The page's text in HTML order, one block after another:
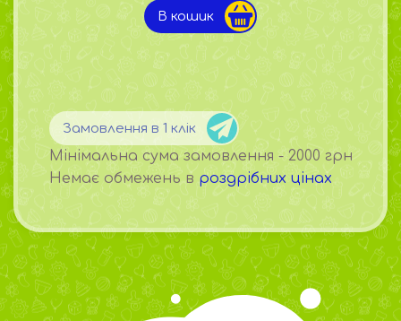
В кошик
Замовлення в 1 клік
Мінімальна сума замовлення - 2000 грн
Немає обмежень в роздрібних цінах